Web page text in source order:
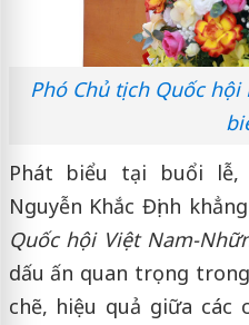
Phó Chủ tịch Quốc
Phát biểu tại buổi lễ,
Nguyễn Khắc Định
Quốc hội Việt Nam-
dấu ấn quan trọng
chẽ, hiệu quả giữa các